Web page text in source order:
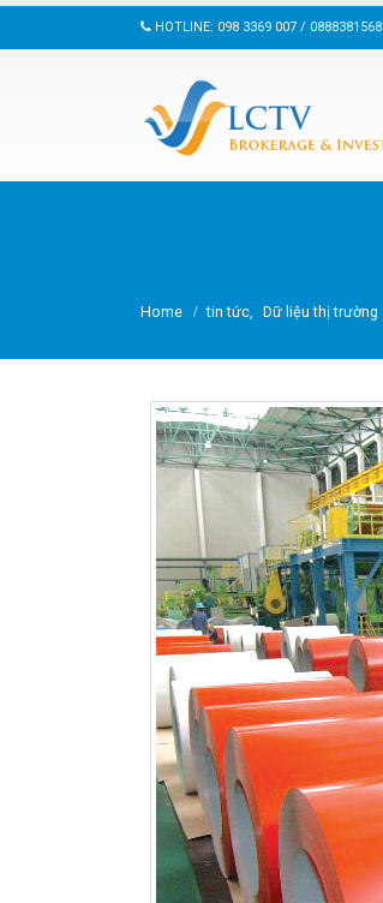
HOTLINE: 098 3369 007 / 0888381568
Home tin tức, Dữ liệu thị trường